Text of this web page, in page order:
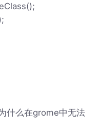
什么在grome中无法